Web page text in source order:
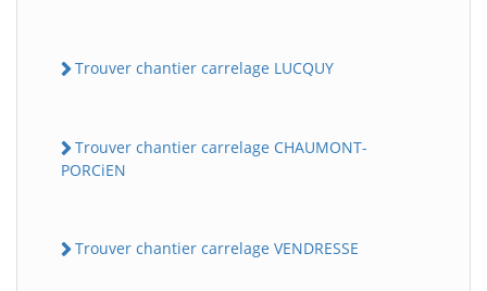
Trouver chantier carrelage LUCQUY
Trouver chantier carrelage CHAUMONT-
PORCiEN
Trouver chantier carrelage VENDRESSE